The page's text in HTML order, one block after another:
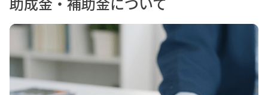
会員情報
お問い合わせ